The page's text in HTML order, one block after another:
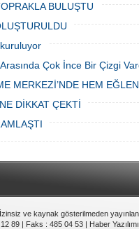
BULUŞTU
Çok İnce Bir Çizgi
MERKEZİ’NDE HEM
DİKKAT ÇEKTİ
ve kaynak gösterilmeden
89 | Faks : 485 04 53 | Haber Yazılımı